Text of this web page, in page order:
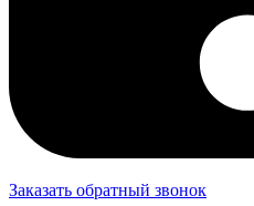
Заказать обратный звонок